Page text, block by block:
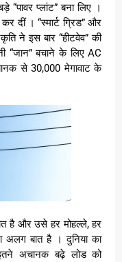
“पावर प्लांट” बना लिए ।
दीं । “स्मार्ट ग्रिड” और
ने इस बार “हीटवेव” की
“जान” बचाने के लिए AC
से 30,000 मेगावाट के
है और उसे हर मोहल्ले, हर
अलग बात है । दुनिया का
इतने अचानक बढ़े लोड को